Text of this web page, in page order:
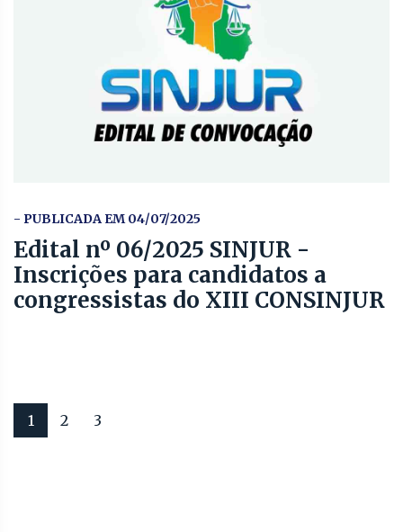
- PUBLICADA EM 04/07/2025
Edital nº 06/2025 SINJUR -
Inscrições para candidatos a
congressistas do XIII CONSINJUR
1 2 3